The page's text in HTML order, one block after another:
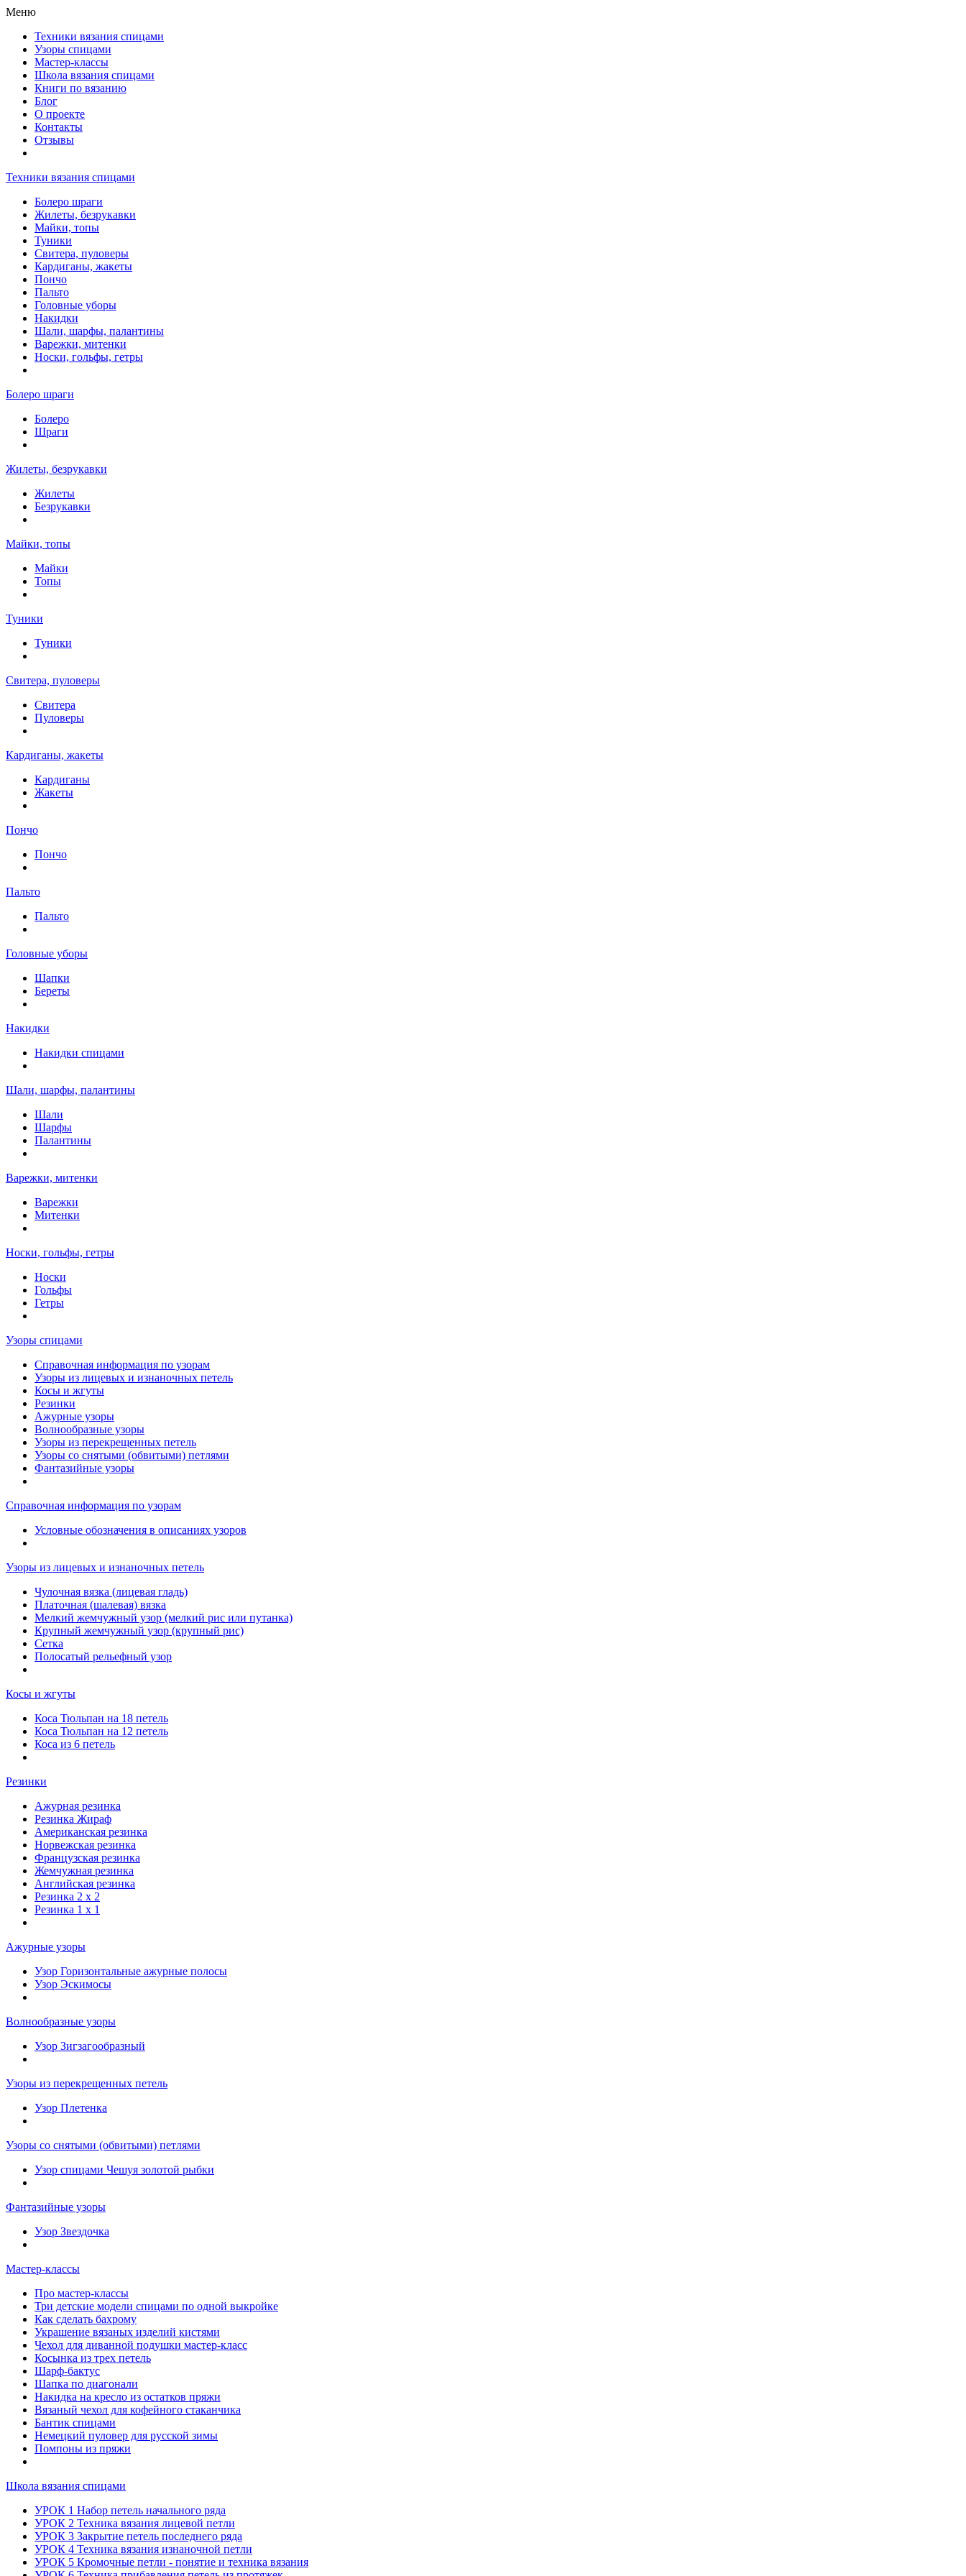
Меню
Техники вязания спицами
Узоры спицами
Мастер-классы
Школа вязания спицами
Книги по вязанию
Блог
О проекте
Контакты
Отзывы
Техники вязания спицами
Болеро шраги
Жилеты, безрукавки
Майки, топы
Туники
Свитера, пуловеры
Кардиганы, жакеты
Пончо
Пальто
Головные уборы
Накидки
Шали, шарфы, палантины
Варежки, митенки
Носки, гольфы, гетры
Болеро шраги
Болеро
Шраги
Жилеты, безрукавки
Жилеты
Безрукавки
Майки, топы
Майки
Топы
Туники
Туники
Свитера, пуловеры
Свитера
Пуловеры
Кардиганы, жакеты
Кардиганы
Жакеты
Пончо
Пончо
Пальто
Пальто
Головные уборы
Шапки
Береты
Накидки
Накидки спицами
Шали, шарфы, палантины
Шали
Шарфы
Палантины
Варежки, митенки
Варежки
Митенки
Носки, гольфы, гетры
Носки
Гольфы
Гетры
Узоры спицами
Справочная информация по узорам
Узоры из лицевых и изнаночных петель
Косы и жгуты
Резинки
Ажурные узоры
Волнообразные узоры
Узоры из перекрещенных петель
Узоры со снятыми (обвитыми) петлями
Фантазийные узоры
Справочная информация по узорам
Условные обозначения в описаниях узоров
Узоры из лицевых и изнаночных петель
Чулочная вязка (лицевая гладь)
Платочная (шалевая) вязка
Мелкий жемчужный узор (мелкий рис или путанка)
Крупный жемчужный узор (крупный рис)
Сетка
Полосатый рельефный узор
Косы и жгуты
Коса Тюльпан на 18 петель
Коса Тюльпан на 12 петель
Коса из 6 петель
Резинки
Ажурная резинка
Резинка Жираф
Американская резинка
Норвежская резинка
Французская резинка
Жемчужная резинка
Английская резинка
Резинка 2 х 2
Резинка 1 х 1
Ажурные узоры
Узор Горизонтальные ажурные полосы
Узор Эскимосы
Волнообразные узоры
Узор Зигзагообразный
Узоры из перекрещенных петель
Узор Плетенка
Узоры со снятыми (обвитыми) петлями
Узор спицами Чешуя золотой рыбки
Фантазийные узоры
Узор Звездочка
Мастер-классы
Про мастер-классы
Три детские модели спицами по одной выкройке
Как сделать бахрому
Украшение вязаных изделий кистями
Чехол для диванной подушки мастер-класс
Косынка из трех петель
Шарф-бактус
Шапка по диагонали
Накидка на кресло из остатков пряжи
Вязаный чехол для кофейного стаканчика
Бантик спицами
Немецкий пуловер для русской зимы
Помпоны из пряжи
Школа вязания спицами
УРОК 1 Набор петель начального ряда
УРОК 2 Техника вязания лицевой петли
УРОК 3 Закрытие петель последнего ряда
УРОК 4 Техника вязания изнаночной петли
УРОК 5 Кромочные петли - понятие и техника вязания